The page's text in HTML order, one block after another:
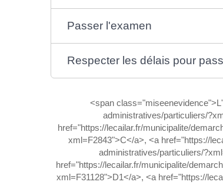
Passer l'examen
Respecter les délais pour
<span
administratives/particuliers/
href="https://lecailar.fr/municipalite/
xml=F2843">C</a>, <a href="https://
administratives/particuliers/
href="https://lecailar.fr/municipalite/
xml=F31128">D1</a>, <a href="https://